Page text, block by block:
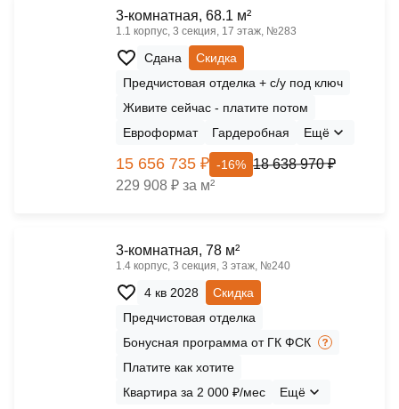
3-комнатная, 68.1 м²
1.1 корпус, 3 секция, 17 этаж, №283
Сдана
Скидка
Предчистовая отделка + с/у под ключ
Живите сейчас - платите потом
Евроформат
Гардеробная Ещё
15 656 735 ₽ -16% 18 638 970 ₽
229 908 ₽ за м²
3-комнатная, 78 м²
1.4 корпус, 3 секция, 3 этаж, №240
4 кв 2028
Скидка
Предчистовая отделка
Бонусная программа от ГК ФСК
Платите как хотите
Квартира за 2 000 ₽/мес
Ещё